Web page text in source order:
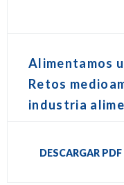
Alimentamos
Retos
industria
DESCARGAR PDF